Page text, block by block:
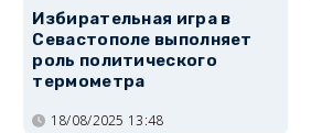
Избирательная игра в
Севастополе выполняет
роль политического
термометра
18/08/2025 13:48